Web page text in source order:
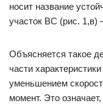
носит название
участок ВС (рис. 1,в)
Объясняется такое
части
уменьшением
момент. Это